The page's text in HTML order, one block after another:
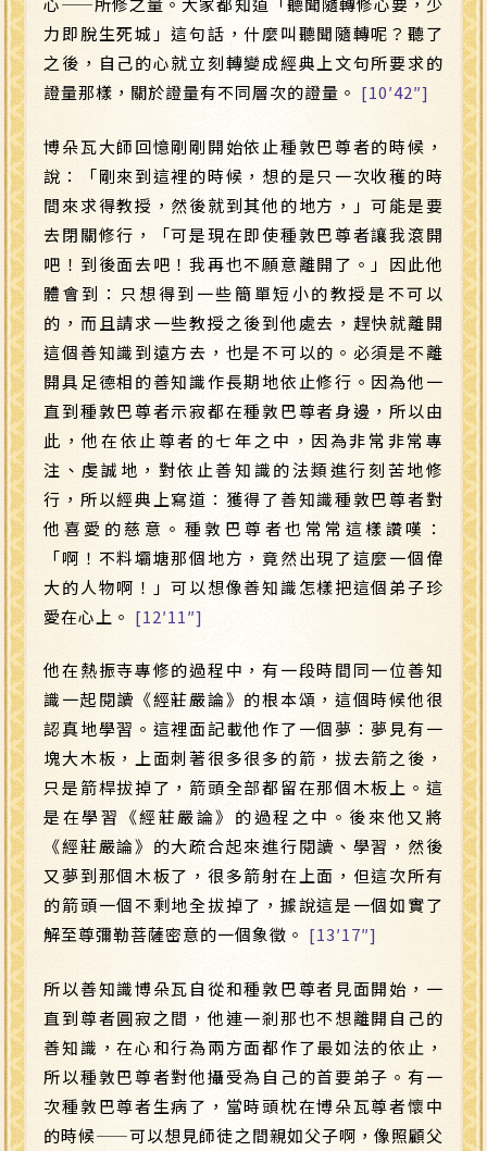
力即脫生死城」這句話，什麼叫聽聞隨轉呢？聽了
之後，自己的心就立刻轉變成經典上文句所要求的
證量那樣，關於證量有不同層次的證量。 [10′42″]
博朵瓦大師回憶剛剛開始依止種敦巴尊者的時候，
說：「剛來到這裡的時候，想的是只一次收穫的時
間來求得教授，然後就到其他的地方，」可能是要
去閉關修行，「可是現在即使種敦巴尊者讓我滾開
吧！到後面去吧！我再也不願意離開了。」因此他
體會到：只想得到一些簡單短小的教授是不可以
的，而且請求一些教授之後到他處去，趕快就離開
這個善知識到遠方去，也是不可以的。必須是不離
開具足德相的善知識作長期地依止修行。因為他一
直到種敦巴尊者示寂都在種敦巴尊者身邊，所以由
此，他在依止尊者的七年之中，因為非常非常專
注、虔誠地，對依止善知識的法類進行刻苦地修
行，所以經典上寫道：獲得了善知識種敦巴尊者對
他喜愛的慈意。種敦巴尊者也常常這樣讚嘆：
「啊！不料壩塘那個地方，竟然出現了這麼一個偉
大的人物啊！」可以想像善知識怎樣把這個弟子珍
愛在心上。 [12′11″]
他在熱振寺專修的過程中，有一段時間同一位善知
識一起閱讀《經莊嚴論》的根本頌，這個時候他很
認真地學習。這裡面記載他作了一個夢：夢見有一
塊大木板，上面刺著很多很多的箭，拔去箭之後，
只是箭桿拔掉了，箭頭全部都留在那個木板上。這
是在學習《經莊嚴論》的過程之中。後來他又將
《經莊嚴論》的大疏合起來進行閱讀、學習，然後
又夢到那個木板了，很多箭射在上面，但這次所有
的箭頭一個不剩地全拔掉了，據說這是一個如實了
解至尊彌勒菩薩密意的一個象徵。 [13′17″]
所以善知識博朵瓦自從和種敦巴尊者見面開始，一
直到尊者圓寂之間，他連一剎那也不想離開自己的
善知識，在心和行為兩方面都作了最如法的依止，
所以種敦巴尊者對他攝受為自己的首要弟子。有一
次種敦巴尊者生病了，當時頭枕在博朵瓦尊者懷中
的時候——可以想見師徒之間親如父子啊，像照顧父